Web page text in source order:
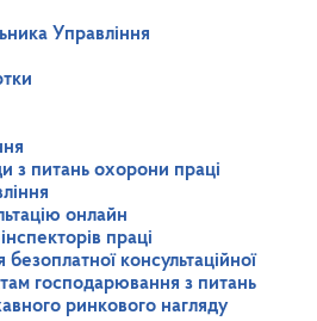
Управління
з питань охорони праці
онлайн
праці
консультаційної
господарювання з питань
ринкового нагляду